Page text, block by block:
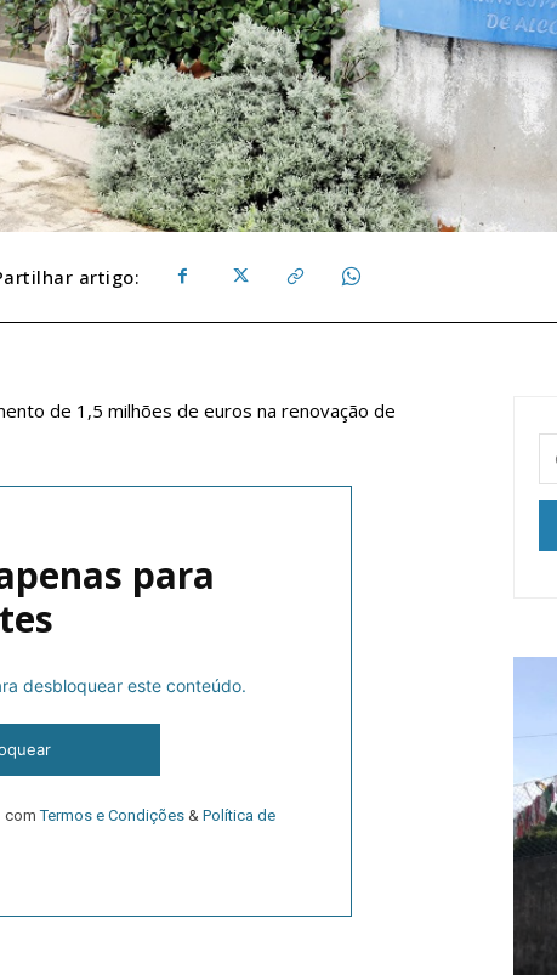
de Assinatura
do Região de Cister e ajude-nos a manter este serviço público!
artigo:
de 1,5 milhões de euros na renovação de
para
desbloquear este conteúdo.
comTermos e Condições & Política de